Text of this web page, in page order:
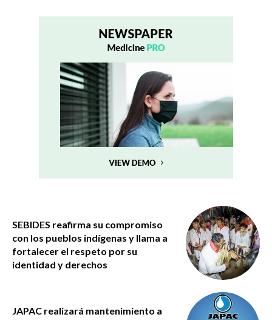
SEBIDES reafirma su compromiso
con los pueblos indígenas y llama a
fortalecer el respeto por su
identidad y derechos
JAPAC realizará mantenimiento a